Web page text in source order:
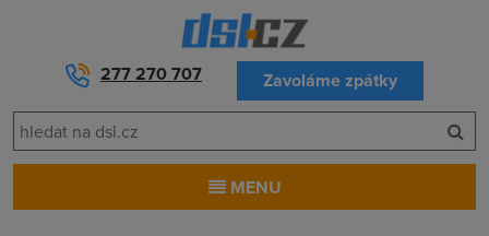
277 270 707 Zavoláme zpátky
MENU